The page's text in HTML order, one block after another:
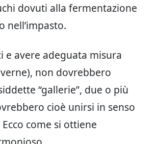
dovuti alla fermentazione
nell’impasto.
e avere adeguata misura
non dovrebbero
“gallerie”, due o più
cioè unirsi in senso
come si ottiene